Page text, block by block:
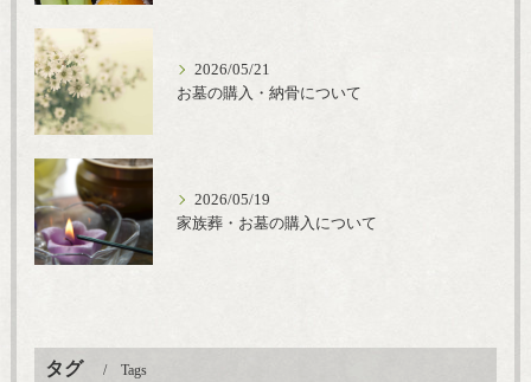
2026/05/21
お墓の購入・納骨について
2026/05/19
家族葬・お墓の購入について
タグ Tags